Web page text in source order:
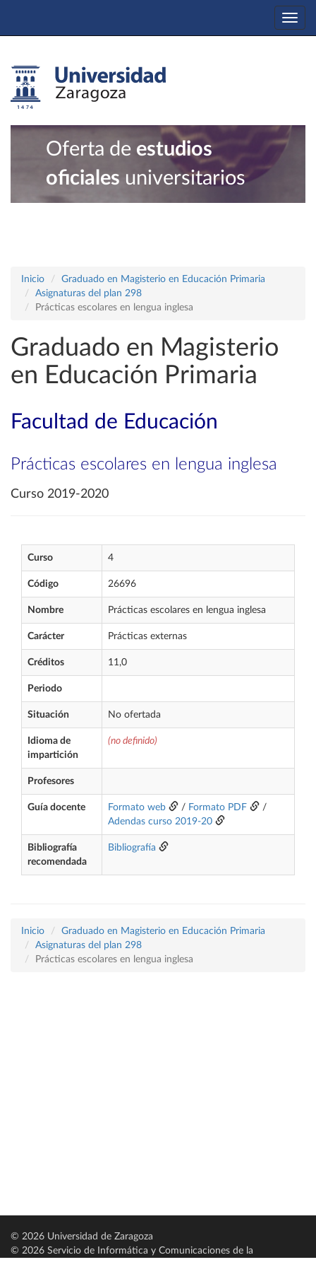
Oferta de estudios
oficiales universitarios
Inicio
Graduado en Magisterio en Educación Primaria
Asignaturas del plan 298
Prácticas escolares en lengua inglesa
Graduado en Magisterio
en Educación Primaria
Facultad de Educación
Prácticas escolares en lengua inglesa
Curso 2019-2020
Curso 4
Código 26696
Nombre Prácticas escolares en lengua inglesa
Carácter Prácticas externas
Créditos 11,0
Periodo
Situación No ofertada
Idioma de
impartición
(no definido)
Profesores
Guía docente Formato web / Formato PDF
/
Adendas curso 2019-20
Bibliografía
recomendada
Bibliografía
Inicio
Graduado en Magisterio en Educación Primaria
Asignaturas del plan 298
Prácticas escolares en lengua inglesa
© 2026 Universidad de Zaragoza
© 2026 Servicio de Informática y Comunicaciones de la